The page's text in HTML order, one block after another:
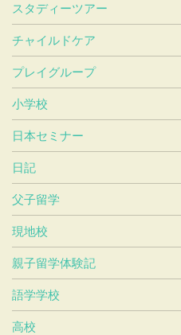
スタディーツアー
チャイルドケア
プレイグループ
小学校
日本セミナー
日記
父子留学
現地校
親子留学体験記
語学学校
高校